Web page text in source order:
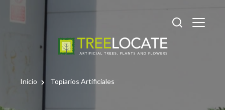
Inicio Topiarios Artificiales